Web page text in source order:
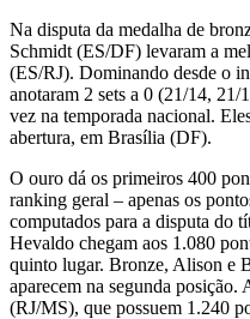
Na disputa da medalha de
Schmidt (ES/DF) levaram a
(ES/RJ). Dominando desde o
anotaram 2 sets a 0 (21/14, 21/
vez na temporada nacional.
abertura, em Brasília (DF).
O ouro dá os primeiros 400
ranking geral – apenas os
computados para a disputa do
Hevaldo chegam aos 1.080
quinto lugar. Bronze, Alison e
aparecem na segunda
(RJ/MS), que possuem 1.240